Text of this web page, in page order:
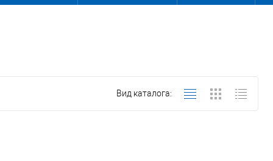
и комплектующие, бытовая химия
смазки и промышленная химияВид каталога: